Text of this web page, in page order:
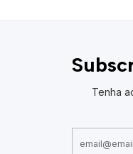
Tenha